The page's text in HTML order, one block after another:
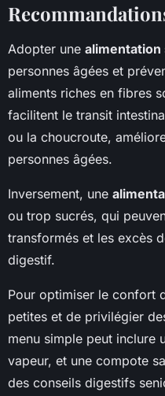
Adopter une alimentation
personnes âgées et
aliments riches en fibres
facilitent le transit
ou la choucroute,
personnes âgées.
Inversement, une
ou trop sucrés, qui
transformés et les excès
digestif.
Pour optimiser le confort
petites et de privilégier
menu simple peut inclure
vapeur, et une compote
des conseils digestifs